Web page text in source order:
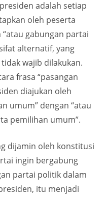
adalah setiap
oleh peserta
gabungan partai
alternatif, yang
wajib dilakukan.
frasa “pasangan
diajukan oleh
umum” dengan “atau
pemilihan umum”.
dijamin oleh konstitusi
ingin bergabung
partai politik dalam
itu menjadi